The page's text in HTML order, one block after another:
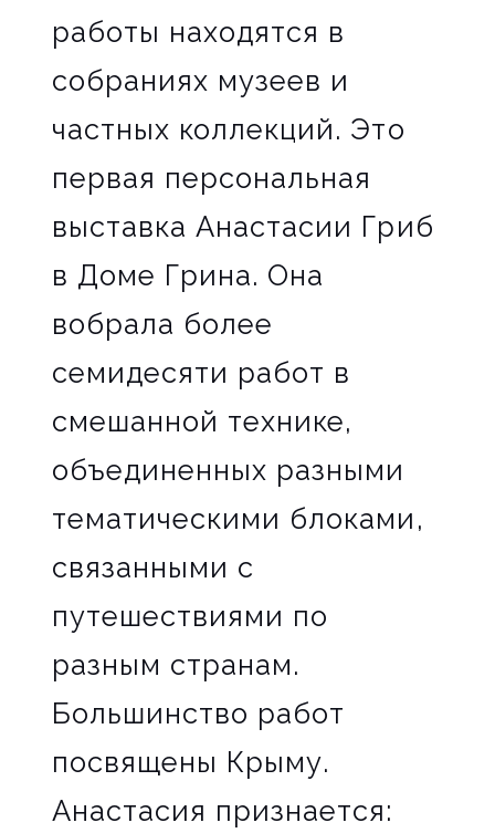
работы находятся в
собраниях музеев и
частных коллекций. Это
первая персональная
выставка Анастасии Гриб
в Доме Грина. Она
вобрала более
семидесяти работ в
смешанной технике,
объединенных разными
тематическими блоками,
связанными с
путешествиями по
разным странам.
Большинство работ
посвящены Крыму.
Анастасия признается: